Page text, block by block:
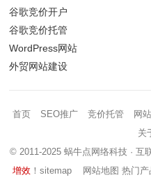
谷歌竞价开户
谷歌竞价托管
WordPress网站
外贸网站建设
首页 SEO推广 竞价托管 网
关
© 2011-2025 蜗牛点网络科技 · 互
增效！ sitemap 网站地图 热门产